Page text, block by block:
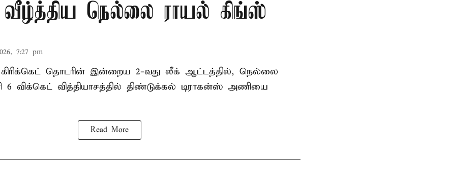
நெல்லை ராயல் கிங்ஸ்
7:27 pm
கிரிக்கெட் தொடரின் இன்றைய 2-வது லீக் ஆட்டத்தில், நெல்லை
விக்கெட் வித்தியாசத்தில் திண்டுக்கல் டிராகன்ஸ் அணியை
Read More